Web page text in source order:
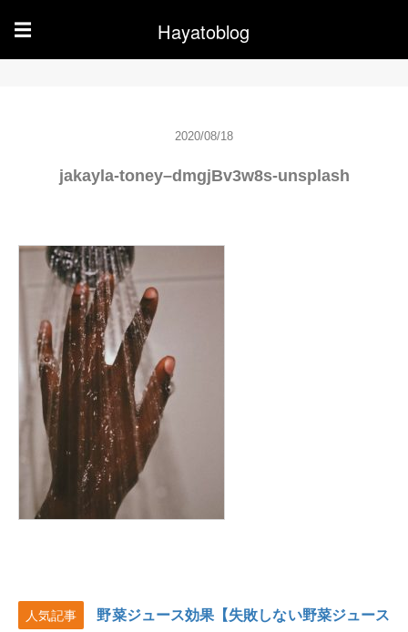
☰ Hayatoblog
2020/08/18
jakayla-toney–dmgjBv3w8s-unsplash
人気記事
野菜ジュース効果【失敗しない野菜ジュース